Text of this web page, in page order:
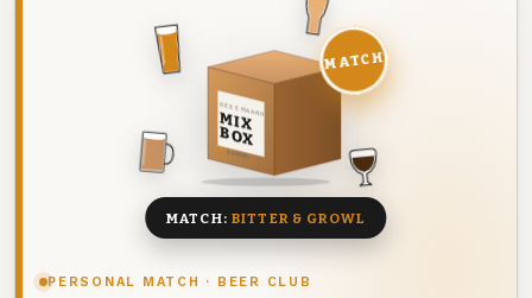
PERSONAL MATCH · BEER CLUB
DEZE MAAND
MIX
BOX
8 BIEREN
MATCH
MATCH: BITTER & GROWL